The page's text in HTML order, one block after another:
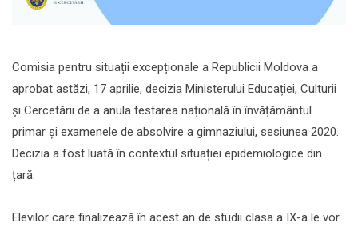
Comisia pentru situații excepționale a Republicii Moldova a
aprobat astăzi, 17 aprilie, decizia Ministerului Educației, Culturii
și Cercetării de a anula testarea națională în învățământul
primar și examenele de absolvire a gimnaziului, sesiunea 2020.
Decizia a fost luată în contextul situației epidemiologice din
țară.
Elevilor care finalizează în acest an de studii clasa a IX-a le vor